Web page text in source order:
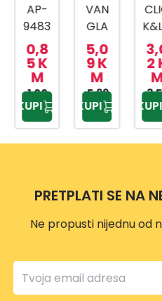
VAN
GLA
SA
RUČI
CAM
A 12L
5,0
9 K
M
5,99
KM
KUPI
CLIC
K&LO
CK
POS
UDA
1,5 L
3,0
2 K
M
3,55
KM
KUPI
A
A
M
KUPI
PRETPLATI SE NA
Ne propusti nijednu od